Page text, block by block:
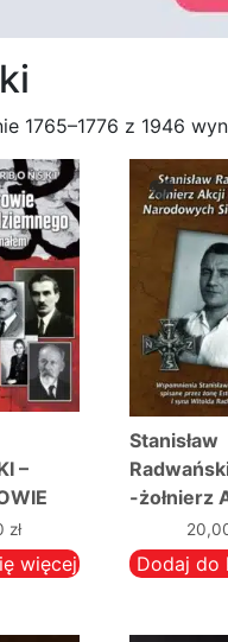
1765–1776 z 1946
–
–
zł
więcej
Stanisław
-żołnierz
Specjalnej
Dodaj do